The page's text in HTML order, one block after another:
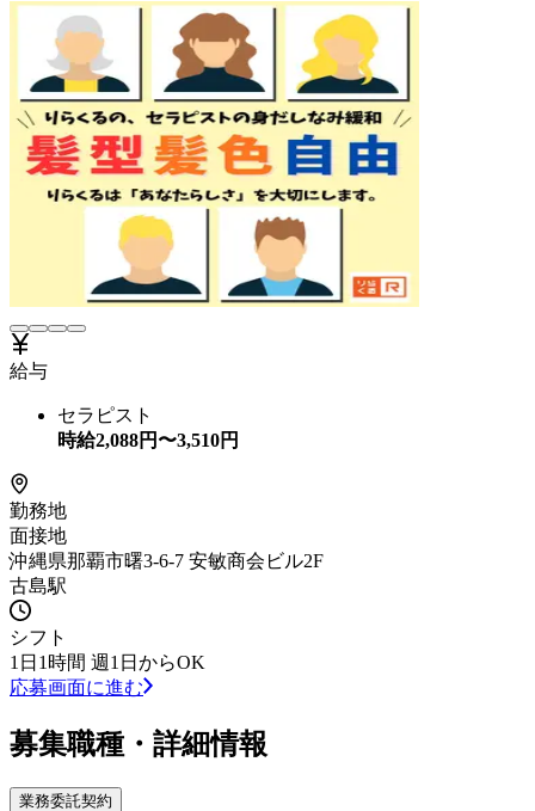
給与
セラピスト
時給2,088円〜3,510円
勤務地
面接地
沖縄県那覇市曙3-6-7 安敏商会ビル2F
古島駅
シフト
1日1時間 週1日からOK
応募画面に進む
募集職種・詳細情報
業務委託契約